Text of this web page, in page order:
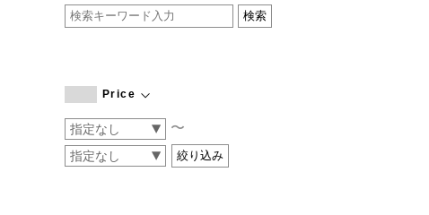
CATWORTH
COGTHEBIGSMOKE
CONVERSE
DEAN & DELUCA
Price
〜